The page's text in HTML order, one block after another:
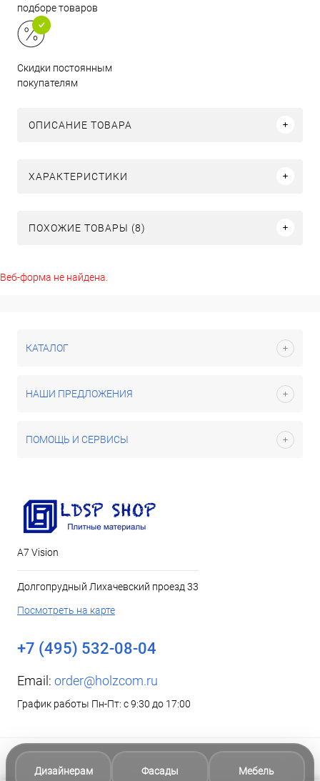
подборе товаров
Скидки постоянным
покупателям
ОПИСАНИЕ ТОВАРА
ХАРАКТЕРИСТИКИ
ПОХОЖИЕ ТОВАРЫ (8)
Веб-форма не найдена.
КАТАЛОГ
НАШИ ПРЕДЛОЖЕНИЯ
ПОМОЩЬ И СЕРВИСЫ
А7 Vision
Долгопрудный Лихачевский проезд 33
Посмотреть на карте
+7 (495) 532-08-04
Email: order@holzcom.ru
График работы Пн-Пт: с 9:30 до 17:00
Дизайнерам Фасады Мебель